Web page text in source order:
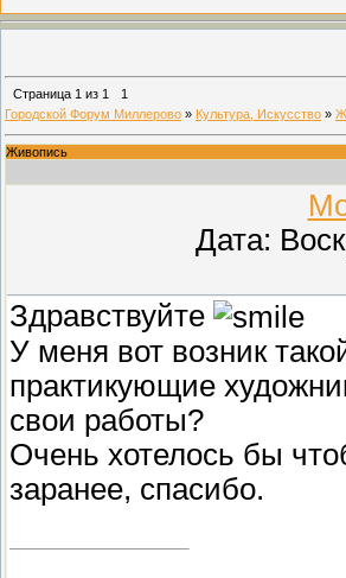
Страница 1 из 1
1
Городской Форум Миллерово » Культура, Искусство »
Живопись
Дата:
Здравствуйте
У меня вот возник
практикующие
свои работы?
Очень хотелось бы
заранее, спасибо.